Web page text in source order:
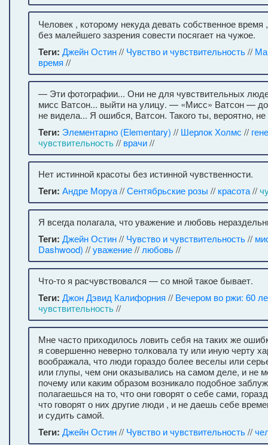
Человек , которому некуда девать собственное время
без малейшего зазрения совести посягает на чужое.
Теги: Джейн Остин// Чувство и чувствительность//
время //
— Эти фотографии... Они не для чувствительных
мисс Ватсон... выйти на улицу. — «Мисс» Ватсон —
не видела... Я ошибся, Ватсон. Такого ты, вероятно,
Теги: Элементарно (Elementary) // Шерлок Холмс //
чувствительность// врачи//
Нет истинной красоты без истинной чувственности.
Теги: Андре Моруа//Сентябрьские розы // красота//
Я всегда полагала, что уважение и любовь
Теги: Джейн Остин// Чувство и чувствительность//
Dashwood) //уважение// любовь//
Что-то я расчувствовался — со мной такое бывает.
Теги: Джон Дэвид Калифорния // Вечером во ржи: 60
чувствительность//
Мне часто приходилось ловить себя на таких же
я совершенно неверно толковала ту или иную черту
воображала, что люди гораздо более веселы или
или глупы, чем они оказывались на самом деле, и не
почему или каким образом возникало подобное
полагаешься на то, что они говорят о себе сами,
что говорят о них другие люди , и не даешь себе
и судить самой.
Теги: Джейн Остин// Чувство и чувствительность//